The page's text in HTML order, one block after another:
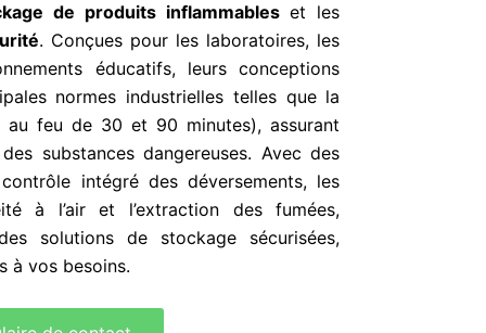
de produits inflammableset les
. Conçues pour les laboratoires, les
éducatifs, leurs conceptions
normes industrielles telles que la
au feu de 30 et 90 minutes), assurant
substances dangereuses. Avec des
intégré des déversements, les
à l’air et l’extraction des fumées,
solutions de stockage sécurisées,
à vos besoins.